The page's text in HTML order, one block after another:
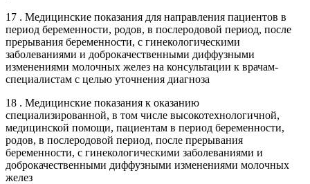
17 . Медицинские показания для направления пациентов в
период беременности, родов, в послеродовой период, после
прерывания беременности, с гинекологическими
заболеваниями и доброкачественными диффузными
изменениями молочных желез на консультации к врачам-
специалистам с целью уточнения диагноза
18 . Медицинские показания к оказанию
специализированной, в том числе высокотехнологичной,
медицинской помощи, пациентам в период беременности,
родов, в послеродовой период, после прерывания
беременности, с гинекологическими заболеваниями и
доброкачественными диффузными изменениями молочных
желез